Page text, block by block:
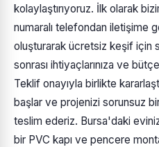
kolaylaştırıyoruz. İlk olarak
numaralı telefondan iletişime
oluşturarak ücretsiz keşif için
sonrası ihtiyaçlarınıza ve
Teklif onayıyla birlikte
başlar ve projenizi sorunsuz
teslim ederiz. Bursa'daki
bir PVC kapı ve pencere